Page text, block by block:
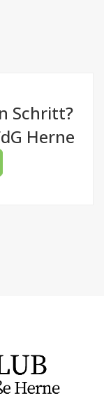
Schritt?
Herne